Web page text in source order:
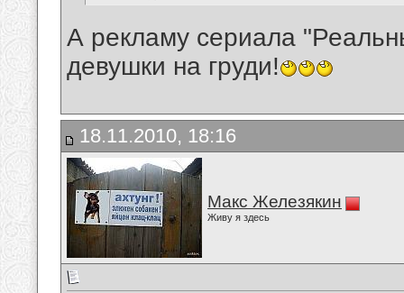
А рекламу сериала
девушки на груди!
18.11.2010, 18:16
Макс Железякин
Живу я здесь